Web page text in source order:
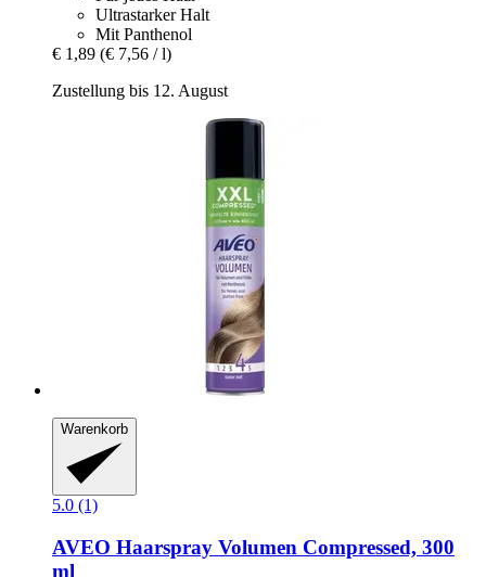
Ultrastarker Halt
Mit Panthenol
€ 1,89 (€ 7,56 / l)
Zustellung bis 12. August
Warenkorb
5.0 (1)
AVEO Haarspray Volumen Compressed, 300
ml